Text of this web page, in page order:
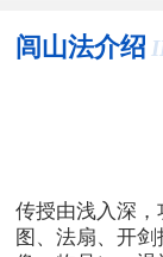
闾山法介绍
传授由浅入深
图、法扇、开